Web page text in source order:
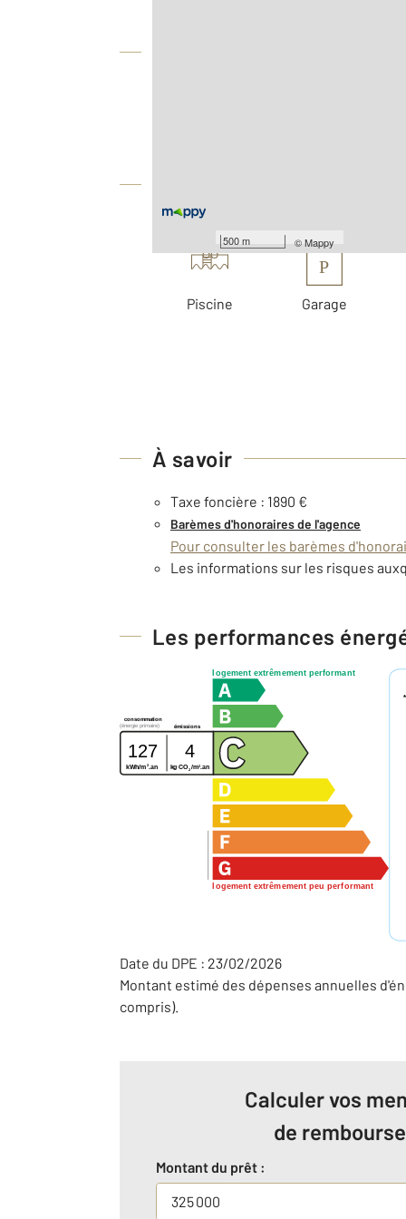
500 m ©Mappy
Piscine
P
Garage
À savoir
Taxe foncière : 1890 €
Barèmes d'honoraires de l'agence
Pour consulter les barèmes
Les informations sur les risques
Les performances
logement extrêmement performant
logement extrêmement peu performant
consommation
émissions
(énergie primaire)
127 4
kWh/m 2 .an kg CO2/m2 .an
*
Date du DPE : 23/02/2026
Montant estimé des dépenses annuelles
compris).
Calculer vos
de
Montant du prêt :